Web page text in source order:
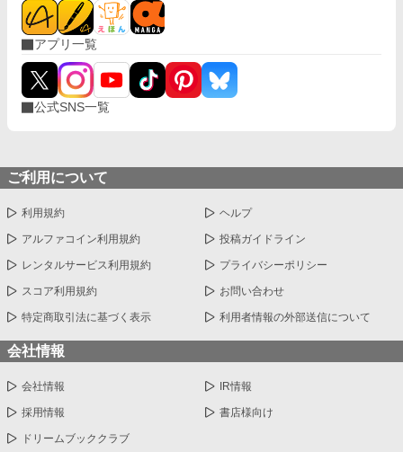
アプリ一覧
公式SNS一覧
ご利用について
利用規約 ヘルプ
アルファコイン利用規約 投稿ガイドライン
レンタルサービス利用規約 プライバシーポリシー
スコア利用規約 お問い合わせ
特定商取引法に基づく表示 利用者情報の外部送信について
会社情報
会社情報 IR情報
採用情報 書店様向け
ドリームブッククラブ